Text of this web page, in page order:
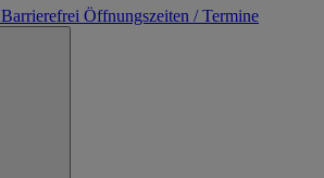
Barrierefrei Öffnungszeiten / Termine